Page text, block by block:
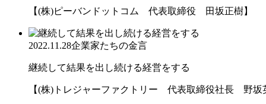
【(株)ピーバンドットコム 代表取締役 田坂正樹】
2022.11.28企業家たちの金言
継続して結果を出し続ける経営をする
【(株)トレジャーファクトリー 代表取締役社長 野坂